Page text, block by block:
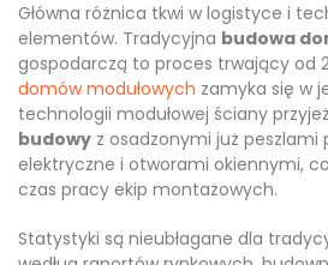
Główna różnica tkwi w logistyce i
elementów. Tradycyjna budowa
gospodarczą to proces trwający od
domów modułowych zamyka się w
technologii modułowej ściany
budowy z osadzonymi już peszlami
elektryczne i otworami okiennymi,
czas pracy ekip montażowych.
Statystyki są nieubłagane dla